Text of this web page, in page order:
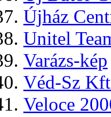
Újház
Unitel
Varázs-kép
Véd-Sz
Veloce